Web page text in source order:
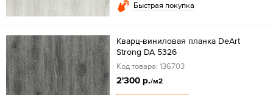
Быстрая покупка
Кварц-виниловая планка DeArt
Strong DA 5326
Код товара: 136703
2'300 р./м2